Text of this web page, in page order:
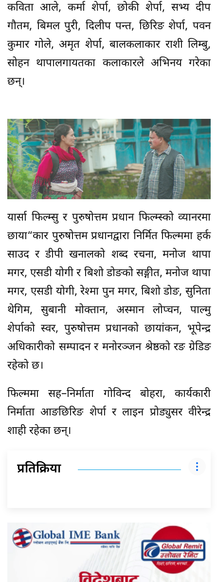
कविता आले, कर्मा शेर्पा, छोकी शेर्पा, सभ्य दीप
गौतम, बिमल पुरी, दिलीप पन्त, छिरिङ शेर्पा, पवन
कुमार गोले, अमृत शेर्पा, बालकलाकार राशी लिम्बु,
सोहन थापालगायतका कलाकारले अभिनय गरेका
छन्।
यार्सा फिल्म्सु र पुरुषोत्तम प्रधान फिल्म्स्को व्यानरमा
छाया“कार पुरुषोत्तम प्रधानद्वारा निर्मित फिल्ममा हर्क
साउद र डीपी खनालको शब्द रचना, मनोज थापा
मगर, एसडी योगी र बिशो डोङको सङ्गीत, मनोज थापा
मगर, एसडी योगी, रेश्मा पुन मगर, बिशो डोङ, सुनिता
थेगिम, सुबानी मोक्तान, अस्मान लोप्चन, पाल्मु
शेर्पाको स्वर, पुरुषोत्तम प्रधानको छायांकन, भूपेन्द्र
अधिकारीको सम्पादन र मनोरञ्जन श्रेष्ठको रङ ग्रेडिङ
रहेको छ।
फिल्ममा सह–निर्माता गोविन्द बोहरा, कार्यकारी
निर्माता आङछिरिङ शेर्पा र लाइन प्रोड्युसर वीरेन्द्र
शाही रहेका छन्।
प्रतिक्रिया